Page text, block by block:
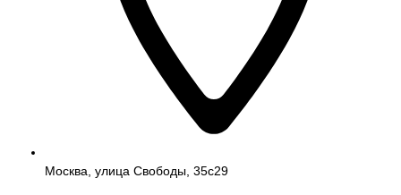
Москва, улица Свободы, 35с29